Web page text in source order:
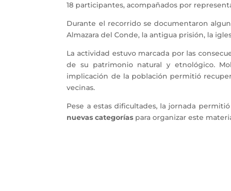
18 participantes, acompañados por
Durante el recorrido se documentaron
Almazara del Conde, la antigua prisión, la
La actividad estuvo marcada por las
de su patrimonio natural y etnológico.
implicación de la población permitió
vecinas.
Pese a estas dificultades, la jornada permitió
nuevas categorías para organizar este